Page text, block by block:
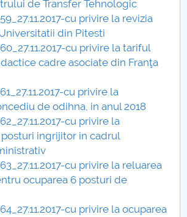
din 27 noiembrie 2017
din 18 decembrie 2017
de Transfer Tehnologic
cu privire la revizia
din Pitesti
cu privire la tariful
cadre asociate din Franţa
cu privire la
de odihna, in anul 2018
cu privire la
posturi ingrijitor in cadrul
cu privire la reluarea
ocuparea 6 posturi de
cu privire la ocuparea